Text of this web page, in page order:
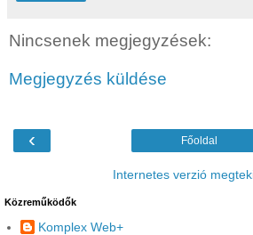
Nincsenek megjegyzések:
Megjegyzés küldése
‹ Főoldal
Internetes verzió
Közreműködők
Komplex Web+